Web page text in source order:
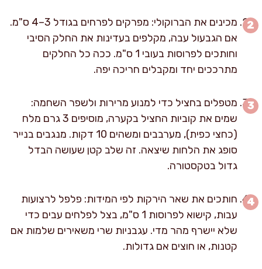
מכינים את הברוקולי: מפרקים לפרחים בגודל 3–4 ס"מ.
אם הגבעול עבה, מקלפים בעדינות את החלק הסיבי
וחותכים לפרוסות בעובי 1 ס"מ. ככה כל החלקים
מתרככים יחד ומקבלים חריכה יפה.
מטפלים בחציל כדי למנוע מרירות ולשפר השחמה:
שמים את קוביות החציל בקערה, מוסיפים 3 גרם מלח
(כחצי כפית), מערבבים ומשהים 10 דקות. מנגבים בנייר
סופג את הלחות שיצאה. זה שלב קטן שעושה הבדל
גדול בטקסטורה.
חותכים את שאר הירקות לפי המידות: פלפל לרצועות
עבות, קישוא לפרוסות 1 ס"מ, בצל לפלחים עבים כדי
שלא יישרף מהר מדי. עגבניות שרי משאירים שלמות אם
קטנות, או חוצים אם גדולות.